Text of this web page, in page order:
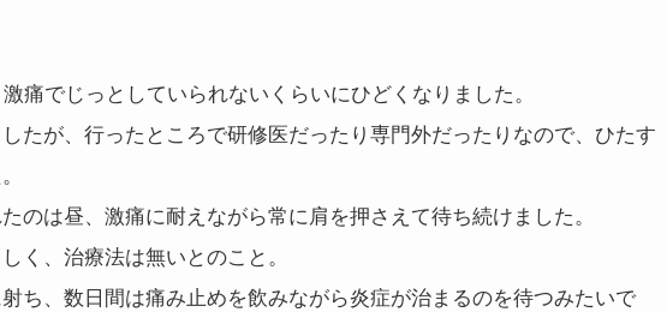
痛でじっとしていられないくらいにひどくなりました。
たが、行ったところで研修医だったり専門外だったりなので、ひたす
のは昼、激痛に耐えながら常に肩を押さえて待ち続けました。
く、治療法は無いとのこと。
ち、数日間は痛み止めを飲みながら炎症が治まるのを待つみたいで